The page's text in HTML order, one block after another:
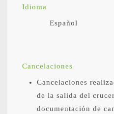
Idioma
Español
Cancelaciones
Cancelaciones
de la salida del
documentación de